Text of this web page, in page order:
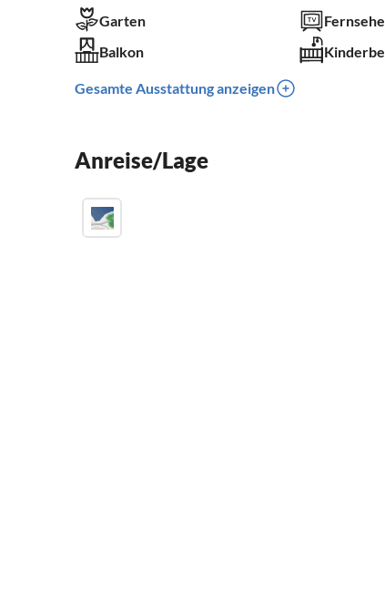
Garten
Balkon
Gesamte Ausstattung anzeigen
Anreise/Lage